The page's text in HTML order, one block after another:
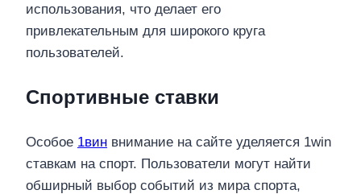
использования, что делает его
привлекательным для широкого круга
пользователей.
Спортивные ставки
Особое 1вин внимание на сайте уделяется 1win
ставкам на спорт. Пользователи могут найти
обширный выбор событий из мира спорта,